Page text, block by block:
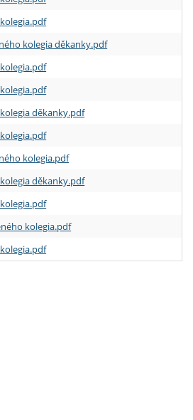
kolegia děkanky.pdf
děkanky.pdf
kolegia.pdf
děkanky.pdf
kolegia.pdf